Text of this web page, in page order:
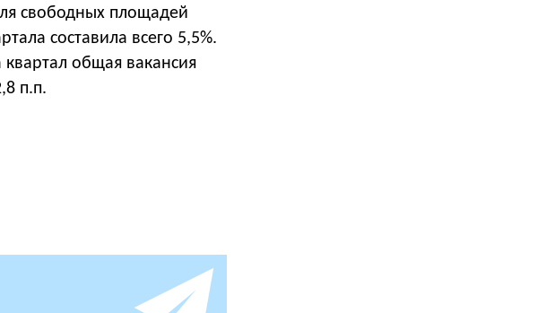
свободных площадей
составила всего 5,5%.
общая вакансия
п.п.